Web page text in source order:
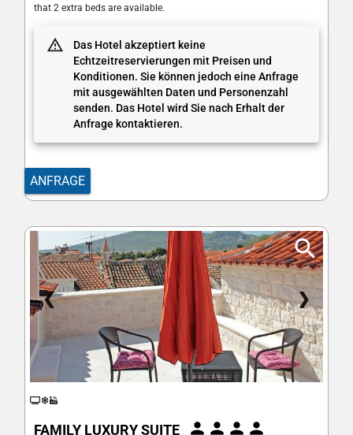
that 2 extra beds are available.
Das Hotel akzeptiert keine
Echtzeitreservierungen mit Preisen und
Konditionen. Sie können jedoch eine Anfrage
mit ausgewählten Daten und Personenzahl
senden. Das Hotel wird Sie nach Erhalt der
Anfrage kontaktieren.
ANFRAGE
❮ ❯
FAMILY LUXURY SUITE